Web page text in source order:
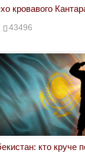
кровавого
43496
кто круче